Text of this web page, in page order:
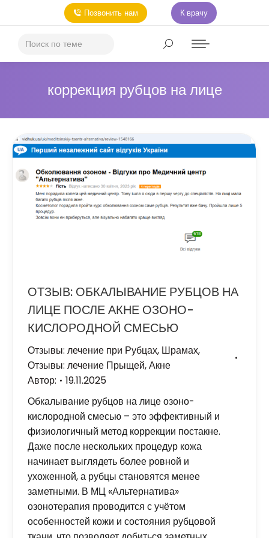
Позвонить нам К врачу
коррекция рубцов на лице
ОТЗЫВ: ОБКАЛЫВАНИЕ РУБЦОВ НА
ЛИЦЕ ПОСЛЕ АКНЕ ОЗОНО-
КИСЛОРОДНОЙ СМЕСЬЮ
Отзывы: лечение при Рубцах, Шрамах,
Отзывы: лечение Прыщей, Акне
Автор:
19.11.2025
Обкалывание рубцов на лице озоно-
кислородной смесью – это эффективный и
физиологичный метод коррекции постакне.
Даже после нескольких процедур кожа
начинает выглядеть более ровной и
ухоженной, а рубцы становятся менее
заметными. В МЦ «Альтернатива»
озонотерапия проводится с учётом
особенностей кожи и состояния рубцовой